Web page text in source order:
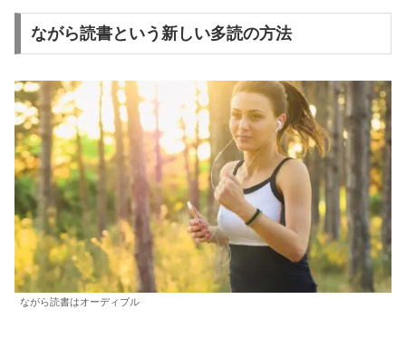
ながら読書という新しい多読の方法
ながら読書はオーディブル